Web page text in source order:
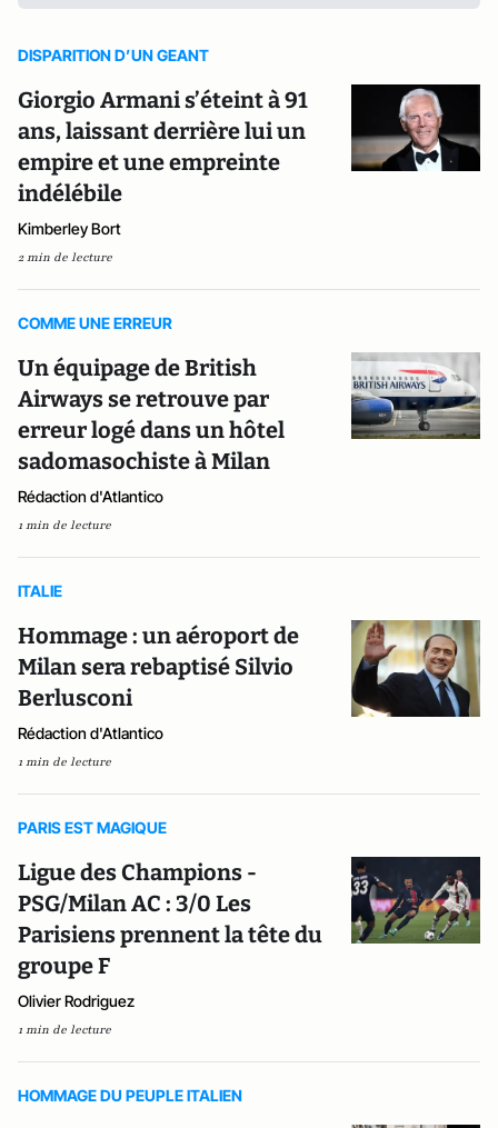
DISPARITION D’UN GEANT
Giorgio Armani s’éteint à 91
ans, laissant derrière lui un
empire et une empreinte
indélébile
Kimberley Bort
2 min de lecture
COMME UNE ERREUR
Un équipage de British
Airways se retrouve par
erreur logé dans un hôtel
sadomasochiste à Milan
Rédaction d'Atlantico
1 min de lecture
ITALIE
Hommage : un aéroport de
Milan sera rebaptisé Silvio
Berlusconi
Rédaction d'Atlantico
1 min de lecture
PARIS EST MAGIQUE
Ligue des Champions -
PSG/Milan AC : 3/0 Les
Parisiens prennent la tête du
groupe F
Olivier Rodriguez
1 min de lecture
HOMMAGE DU PEUPLE ITALIEN